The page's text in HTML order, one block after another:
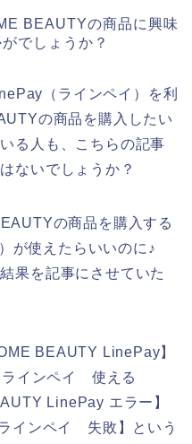
BEAUTYの商品に興味
でしょうか？
（ラインペイ）を利
の商品を購入したい
る人も、こちらの記事
ないでしょうか？
の商品を購入する
が使えたらいいのに♪
果を記事にさせていた
BEAUTY LinePay】
ラインペイ 使える
LinePay エラー】
インペイ 失敗】という